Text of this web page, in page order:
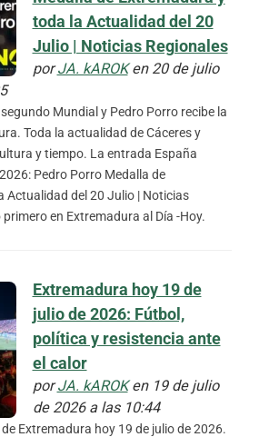
toda la Actualidad del 20
Julio | Noticias Regionales
porJA. kAROKen 20 de julio
Mundial y Pedro Porro recibe la
Toda la actualidad de Cáceres y
y tiempo. La entrada España
Pedro Porro Medalla de
Actualidad del 20 Julio | Noticias
en Extremadura al Día -Hoy.
Extremadura hoy 19 de
julio de 2026: Fútbol,
política y resistencia ante
el calor
porJA. kAROKen 19 de julio
de 2026 a las 10:44
Extremadura hoy 19 de julio de 2026.